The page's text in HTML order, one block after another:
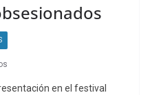
en el festival